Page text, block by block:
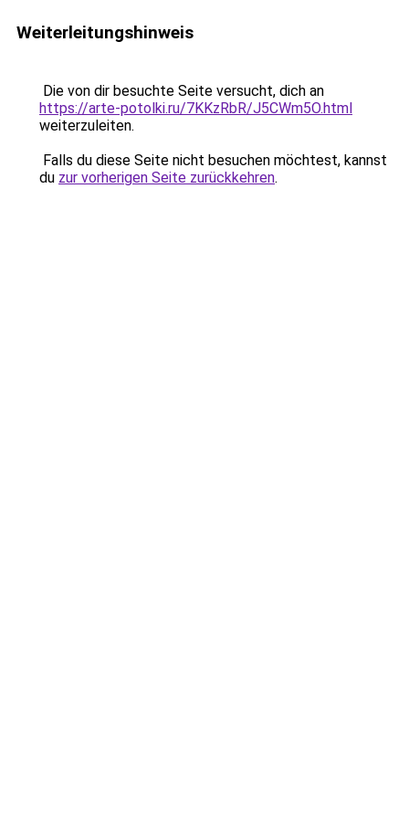
Weiterleitungshinweis
Die von dir besuchte Seite versucht, dich an
https://arte-potolki.ru/7KKzRbR/J5CWm5O.html
weiterzuleiten.
Falls du diese Seite nicht besuchen möchtest, kannst
du zur vorherigen Seite zurückkehren.